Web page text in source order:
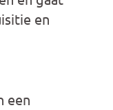
en
een